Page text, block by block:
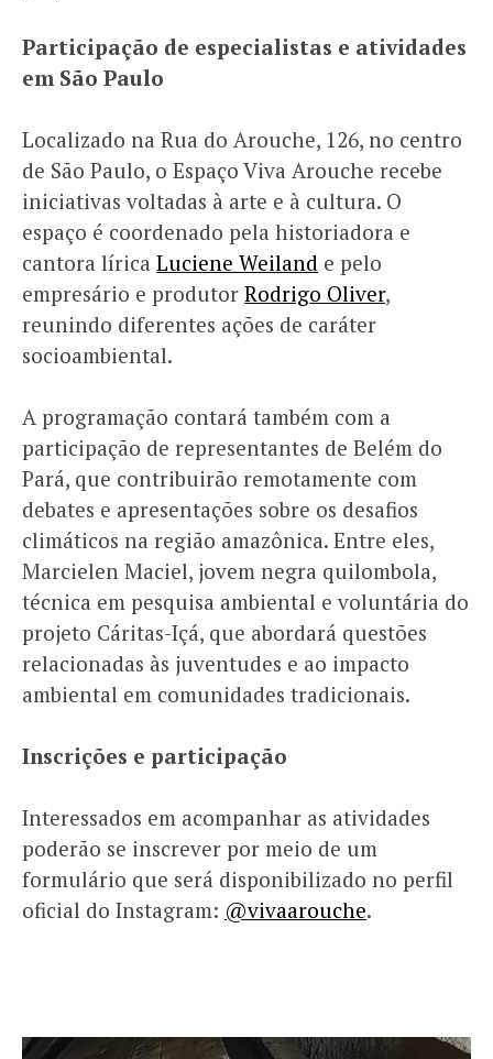
Participação de especialistas e atividades
em São Paulo
Localizado na Rua do Arouche, 126, no centro
de São Paulo, o Espaço Viva Arouche recebe
iniciativas voltadas à arte e à cultura. O
espaço é coordenado pela historiadora e
cantora lírica Luciene Weiland e pelo
empresário e produtor Rodrigo Oliver,
reunindo diferentes ações de caráter
socioambiental.
A programação contará também com a
participação de representantes de Belém do
Pará, que contribuirão remotamente com
debates e apresentações sobre os desafios
climáticos na região amazônica. Entre eles,
Marcielen Maciel, jovem negra quilombola,
técnica em pesquisa ambiental e voluntária do
projeto Cáritas-Içá, que abordará questões
relacionadas às juventudes e ao impacto
ambiental em comunidades tradicionais.
Inscrições e participação
Interessados em acompanhar as atividades
poderão se inscrever por meio de um
formulário que será disponibilizado no perfil
oficial do Instagram: @vivaarouche.